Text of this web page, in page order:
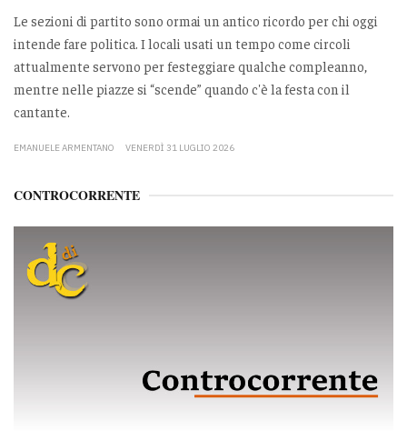
Le sezioni di partito sono ormai un antico ricordo per chi oggi
intende fare politica. I locali usati un tempo come circoli
attualmente servono per festeggiare qualche compleanno,
mentre nelle piazze si “scende” quando c'è la festa con il
cantante.
EMANUELE ARMENTANO VENERDÌ 31 LUGLIO 2026
CONTROCORRENTE